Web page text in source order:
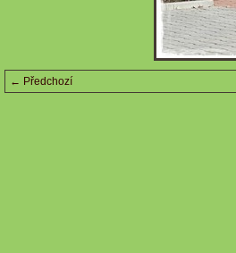
← Předchozí